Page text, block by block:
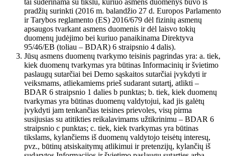
tai suderinama su tikslu, kuriuo asmens duomenys buvo iš
pradžių surinkti (2016 m. balandžio 27 d. Europos Parlamento
ir Tarybos reglamento (ES) 2016/679 dėl fizinių asmenų
apsaugos tvarkant asmens duomenis ir dėl laisvo tokių
duomenų judėjimo bei kuriuo panaikinama Direktyva
95/46/EB (toliau – BDAR) 6 straipsnio 4 dalis).
Jūsų asmens duomenų tvarkymo teisinis pagrindas yra: a. tiek,
kiek duomenų tvarkymas yra būtinas Informacinių ir švietimo
paslaugų sutarčiai bei Demo sąskaitos sutarčiai įvykdyti ir
veiksmams, atliekamiems prieš sudarant sutartį, atlikti –
BDAR 6 straipsnio 1 dalies b punktas; b. tiek, kiek duomenų
tvarkymas yra būtinas duomenų valdytojui, kad jis galėtų
įvykdyti jam tenkančias teisines prievoles, visų pirma
susijusias su atitikties reikalavimams užtikrinimu – BDAR 6
straipsnio c punktas; c. tiek, kiek tvarkymas yra būtinas
tikslams, kylančiems iš duomenų valdytojo teisėtų interesų,
pvz., būtinų atsiskaitymų atlikimui ir pretenzijų, kylančių iš